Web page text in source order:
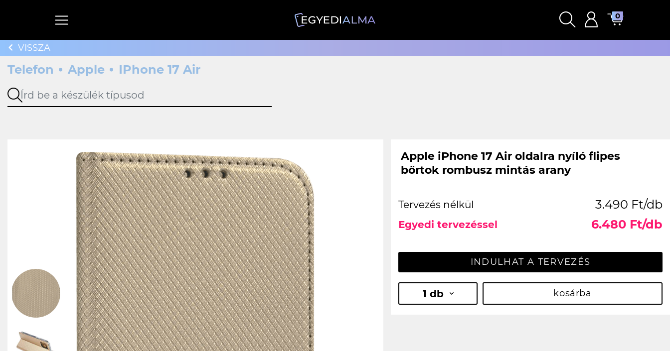
0
VISSZA
Telefon Apple IPhone 17 Air
Apple iPhone 17 Air oldalra nyíló flipes
bőrtok rombusz mintás arany
Tervezés nélkül 3.490 Ft/db
Egyedi tervezéssel 6.480 Ft/db
INDULHAT A TERVEZÉS
1 db kosárba